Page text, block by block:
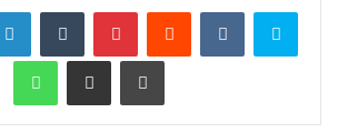
LinkedInTumblr PinterestReddit VKontakteSkype
WhatsAppE-Posta ile paylaş Yazdır